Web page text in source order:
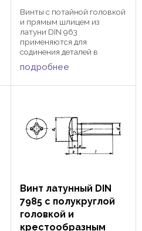
Винты с потайной головкой
и прямым шлицем из
латуни DIN 963
применяются для
содинения деталей в
сочетании с шайбами и
гайками. Головка винта при
помощи отвертки ...
подробнее
Винт латунный DIN
7985 с полукруглой
головкой и
крестообразным